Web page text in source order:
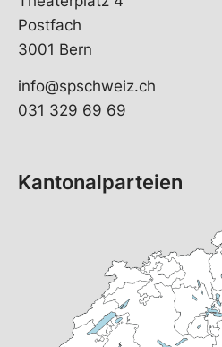
Postfach
3001 Bern
info@spschweiz.ch
031 329 69 69
Kantonalparteien